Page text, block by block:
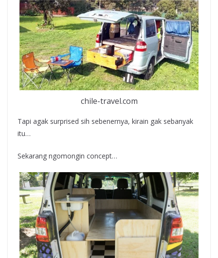
chile-travel.com
Tapi agak surprised sih sebenernya, kirain gak sebanyak
itu…
Sekarang ngomongin concept…